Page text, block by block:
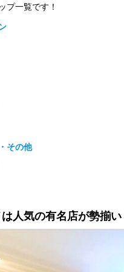
プ一覧です！
その他
人気の有名店が勢揃い